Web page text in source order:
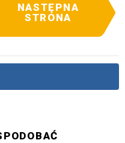
NASTĘPNA
STRONA